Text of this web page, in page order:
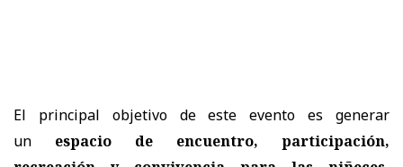
El principal objetivo de este evento es generar
un
espacio de encuentro, participación,